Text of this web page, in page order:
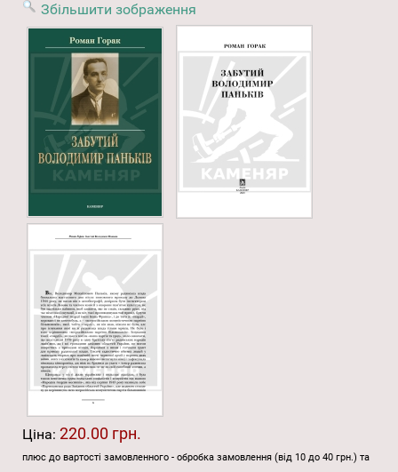
Збільшити зображення
Ціна: 220.00 грн.
плюс до вартості замовленного - обробка замовлення (від 10 до 40 грн.) та